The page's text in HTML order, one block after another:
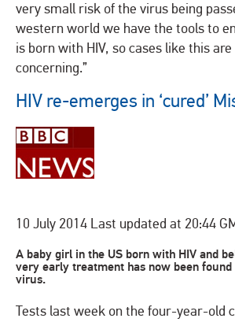
very small risk of the virus being
western world we have the tools to
is born with HIV, so cases like this
concerning.”
HIV re-emerges in ‘cured’
10 July 2014 Last updated at 20:44
A baby girl in the US born with HIV and
very early treatment has now been
virus.
Tests last week on the four-year-old